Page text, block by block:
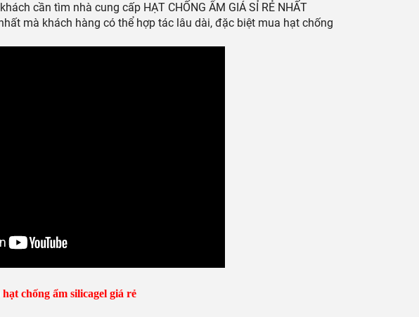
cần tìm nhà cung cấp HẠT CHỐNG ẨM GIÁ SỈ RẺ NHẤT
mà khách hàng có thể hợp tác lâu dài, đặc biệt mua hạt chống
chống ẩm silicagel giá rẻ